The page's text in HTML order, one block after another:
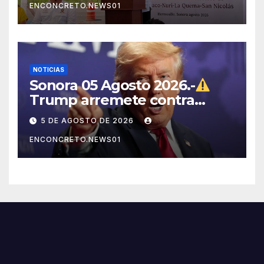
ENCONCRETO.NEWS01
NOTICIAS
Sonora 05 Agosto 2026.-
Trump arremete contra
México, Canadá y otras
potencias por supuestos
abusos comerciales
5 DE AGOSTO DE 2026
ENCONCRETO.NEWS01